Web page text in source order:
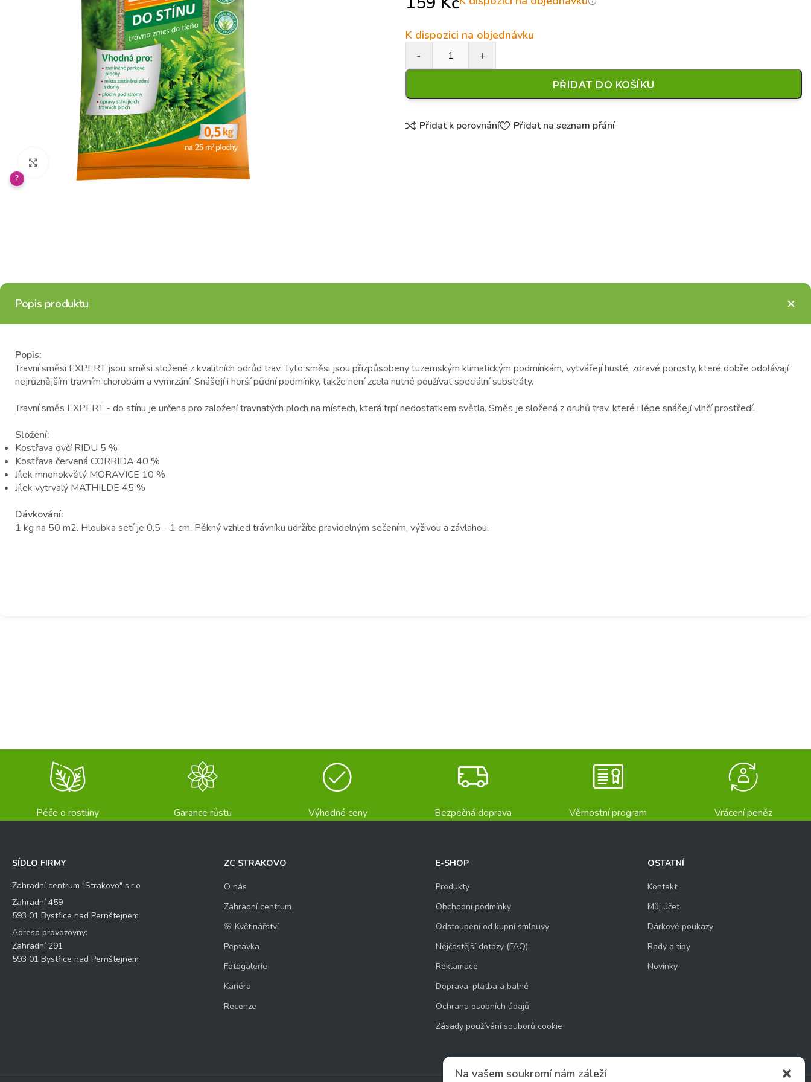
Na vašem soukromí nám záleží
Klikněte pro zvětšení
?
K dispozici na objednávku
PŘIDAT DO KOŠÍKU
Přidat k porovnání Přidat na seznam přání
Popis produktu
Popis:
Travní směsi EXPERT jsou směsi složené z kvalitních odrůd trav. Tyto směsi jsou přizpůsobeny tuzemským klimatickým podmínkám, vytvářejí husté, zdravé porosty, které dobře odolávají
nejrůznějším travním chorobám a vymrzání. Snášejí i horší půdní podmínky, takže není zcela nutné používat speciální substráty.
Travní směs EXPERT - do stínu je určena pro založení travnatých ploch na místech, která trpí nedostatkem světla. Směs je složená z druhů trav, které i lépe snášejí vlhčí prostředí.
Složení:
Kostřava ovčí RIDU 5 %
Kostřava červená CORRIDA 40 %
Jílek mnohokvětý MORAVICE 10 %
Jílek vytrvalý MATHILDE 45 %
Dávkování:
1 kg na 50 m2. Hloubka setí je 0,5 - 1 cm. Pěkný vzhled trávníku udržíte pravidelným sečením, výživou a závlahou.
Péče o rostliny Garance růstu Výhodné ceny Bezpečná doprava Věrnostní program Vrácení peněz
SÍDLO FIRMY
Zahradní centrum "Strakovo" s.r.o
Zahradní 459
593 01 Bystřice nad Pernštejnem
Adresa provozovny:
Zahradní 291
593 01 Bystřice nad Pernštejnem
ZC STRAKOVO
O nás
Zahradní centrum
🌸 Květinářství
Poptávka
Fotogalerie
Kariéra
Recenze
E-SHOP
Produkty
Obchodní podmínky
Odstoupení od kupní smlouvy
Nejčastější dotazy (FAQ)
Reklamace
Doprava, platba a balné
Ochrana osobních údajů
Zásady používání souborů cookie
OSTATNÍ
Kontakt
Můj účet
Dárkové poukazy
Rady a tipy
Novinky